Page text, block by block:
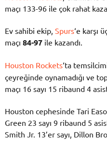
maçı 133-96 ile çok rahat
Ev sahibi ekip, Spurs‘e karşı
maçı 84-97 ile kazandı.
Houston Rockets‘ta
çeyreğinde oynamadığı ve
maçı 16 sayı 15 ribaund 4
Houston cephesinde Tari
Green 23 sayı 9 ribaund 5
Smith Jr. 13’er sayı, Dillon